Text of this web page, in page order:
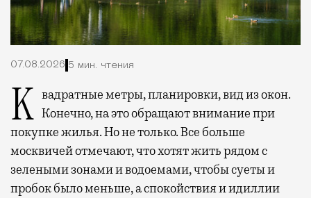
07.08.2026 5 мин. чтения
Квадратные метры, планировки, вид из окон. Конечно, на это обращают внимание при
покупке жилья. Но не только. Все больше
москвичей отмечают, что хотят жить рядом с
зелеными зонами и водоемами, чтобы суеты и
пробок было меньше, а спокойствия и идиллии